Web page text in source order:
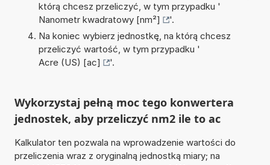
którą chcesz przeliczyć, w tym przypadku '
Nanometr kwadratowy [nm²]
'.
Na koniec wybierz jednostkę, na którą chcesz
przeliczyć wartość, w tym przypadku '
Acre (US) [ac]
'.
Wykorzystaj pełną moc tego konwertera
jednostek, aby przeliczyć nm2 ile to ac
Kalkulator ten pozwala na wprowadzenie wartości do
przeliczenia wraz z oryginalną jednostką miary; na